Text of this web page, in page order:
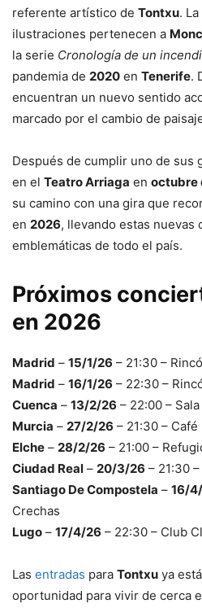
referente artístico de Tontxu.
ilustraciones pertenecen a
la serie Cronología de un
pandemia de 2020 en Tenerife.
encuentran un nuevo sentido
marcado por el cambio de
Después de cumplir uno de sus
en el Teatro Arriaga en octubre
su camino con una gira que
en 2026, llevando estas nuevas
emblemáticas de todo el país.
Próximos
en 2026
Madrid – 15/1/26 – 21:30 –
Madrid – 16/1/26 – 22:30 –
Cuenca – 13/2/26 – 22:00 –
Murcia – 27/2/26 – 21:30 –
Elche – 28/2/26 – 21:00 –
Ciudad Real – 20/3/26 – 21:30
Santiago De Compostela – 16/
Crechas
Lugo – 17/4/26 – 22:30 – Club
Las entradas para Tontxu ya
oportunidad para vivir de cerca